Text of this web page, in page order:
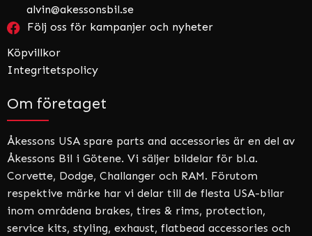
alvin@akessonsbil.se
Följ oss för kampanjer och nyheter
Köpvillkor
Integritetspolicy
Om företaget
Åkessons USA spare parts and accessories är en del av
Åkessons Bil i Götene. Vi säljer bildelar för bl.a.
Corvette, Dodge, Challanger och RAM. Förutom
respektive märke har vi delar till de flesta USA-bilar
inom områdena brakes, tires & rims, protection,
service kits, styling, exhaust, flatbead accessories och